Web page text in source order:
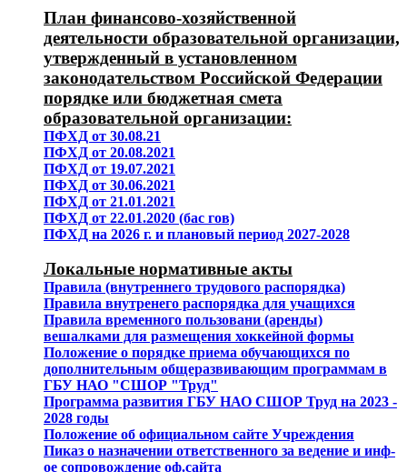
План финансово-хозяйственной
деятельности образовательной организации,
утвержденный в установленном
законодательством Российской Федерации
порядке или бюджетная смета
образовательной организации:
ПФХД от 30.08.21
ПФХД от 20.08.2021
ПФХД от 19.07.2021
ПФХД от 30.06.2021
ПФХД от 21.01.2021
ПФХД от 22.01.2020 (бас гов)
ПФХД на 2026 г. и плановый период 2027-2028
Локальные нормативные акты
Правила (внутреннего трудового распорядка)
Правила внутренего распорядка для учащихся
Правила временного пользовани (аренды)
вешалками для размещения хоккейной формы
Положение о порядке приема обучающихся по
дополнительным общеразвивающим программам в
ГБУ НАО "СШОР "Труд"
Программа развития ГБУ НАО СШОР Труд на 2023 -
2028 годы
Положение об официальном сайте Учреждения
Пиказ о назначении ответственного за ведение и инф-
ое сопровождение оф.сайта